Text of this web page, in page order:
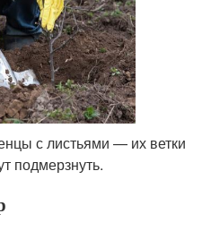
с листьями — их ветки
подмерзнуть.